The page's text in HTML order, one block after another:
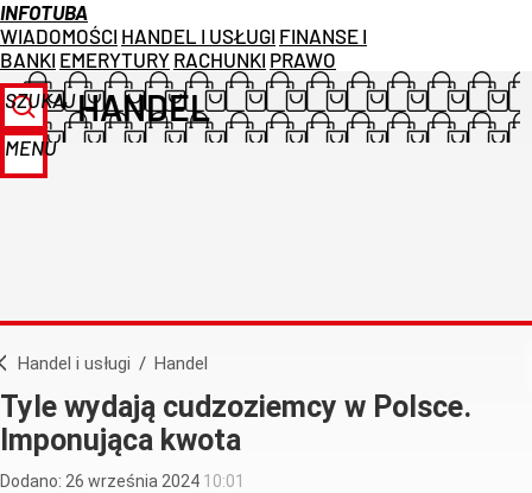
INFOTUBA
WIADOMOŚCI HANDEL I USŁUGI FINANSE I
BANKI EMERYTURY RACHUNKI PRAWO
SZUKAJ
MENU
HANDEL
Handel i usługi / Handel
Tyle wydają cudzoziemcy w Polsce.
Imponująca kwota
Dodano: 26 września 2024 10:01